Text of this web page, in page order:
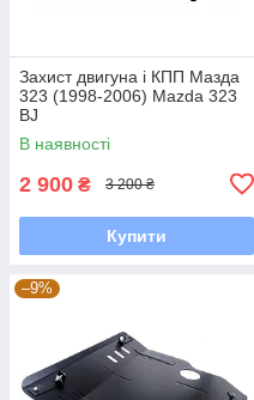
Захист двигуна і КПП Мазда
323 (1998-2006) Mazda 323
BJ
В наявності
2 900 ₴ 3 200 ₴
Купити
–9%